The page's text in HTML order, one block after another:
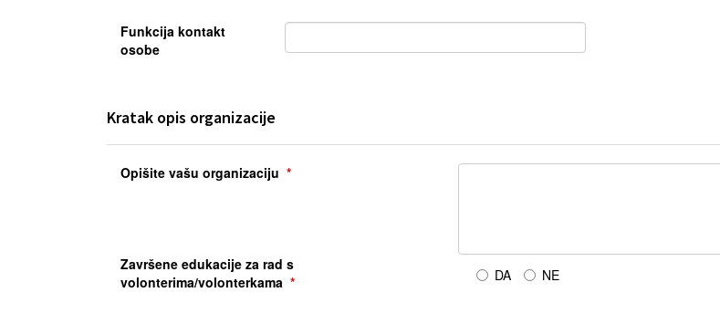
Funkcija kontakt
osobe
Kratak opis organizacije
Opišite vašu organizaciju
Završene edukacije za rad s
volonterima/volonterkama
DA NE